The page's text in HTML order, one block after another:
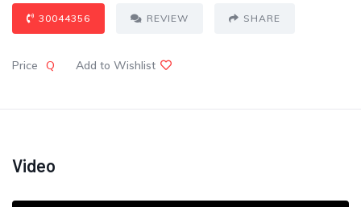
30044356 REVIEW SHARE
Price Q Add to Wishlist
Video